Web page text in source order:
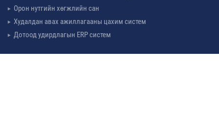
Орон нутгийн хөгжлийн сан
Худалдан авах ажиллагааны цахим систем
Дотоод удирдлагын ERP систем